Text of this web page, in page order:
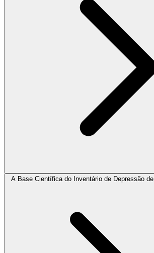
A Base Científica do Inventário de Depressão